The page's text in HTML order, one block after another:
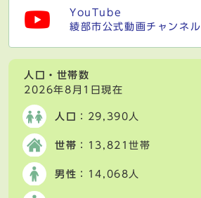
YouTube
綾部市公式動画チャンネル
人口・世帯数
2026年8月1日現在
人口 ：29,390人
世帯 ：13,821世帯
男性 ：14,068人